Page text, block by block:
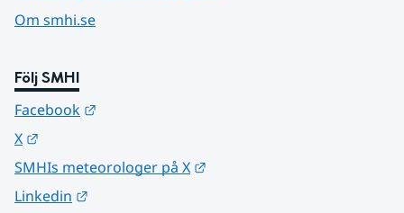
Om smhi.se
Följ SMHI
Facebook
X
SMHIs meteorologer på X
Linkedin